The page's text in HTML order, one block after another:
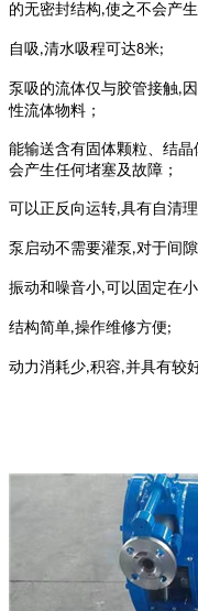
的无密封结构,使之不会产
自吸 ,清水吸程可达8米;
泵吸的流体仅与胶管接触,
性流体物料；
能输送含有固体颗粒、结
会产生任何堵塞及故障；
可以正反向运转,具有自清
泵启动不需要灌泵 ,对于间
振动和噪音小,可以固定在
结构简单,操作维修方便;
动力消耗少,积容,并具有较